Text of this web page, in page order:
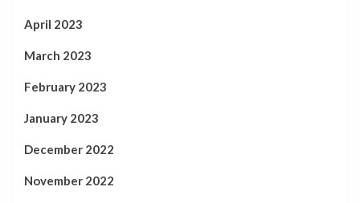
April 2023
March 2023
February 2023
January 2023
December 2022
November 2022